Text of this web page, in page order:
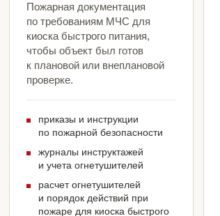
Пожарная документация
по требованиям МЧС для
киоска быстрого питания,
чтобы объект был готов
к плановой или внеплановой
проверке.
приказы и инструкции
по пожарной безопасности
журналы инструктажей
и учета огнетушителей
расчет огнетушителей
и порядок действий при
пожаре для киоска быстрого